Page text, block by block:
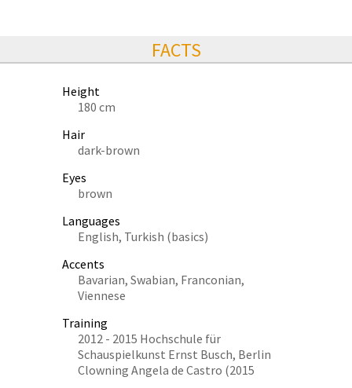
FACTS
Height
180 cm
Hair
dark-brown
Eyes
brown
Languages
English, Turkish (basics)
Accents
Bavarian, Swabian, Franconian,
Viennese
Training
2012 - 2015 Hochschule für
Schauspielkunst Ernst Busch, Berlin
Clowning Angela de Castro (2015